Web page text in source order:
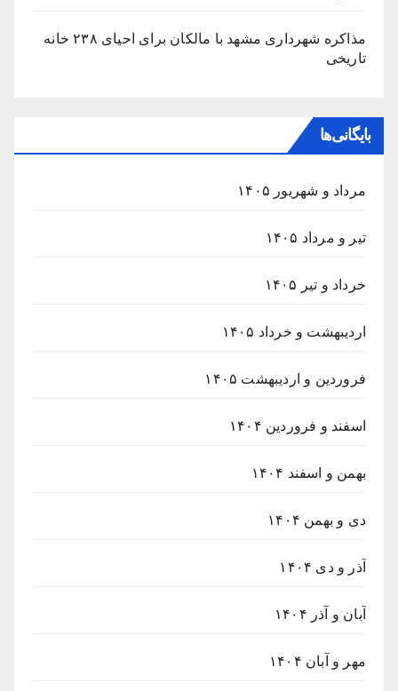
مذاکره شهرداری مشهد با مالکان برای احیای ۲۳۸ خانه
تاریخی
بایگانی‌ها
مرداد و شهریور ۱۴۰۵
تیر و مرداد ۱۴۰۵
خرداد و تیر ۱۴۰۵
اردیبهشت و خرداد ۱۴۰۵
فروردین و اردیبهشت ۱۴۰۵
اسفند و فروردین ۱۴۰۴
بهمن و اسفند ۱۴۰۴
دی و بهمن ۱۴۰۴
آذر و دی ۱۴۰۴
آبان و آذر ۱۴۰۴
مهر و آبان ۱۴۰۴